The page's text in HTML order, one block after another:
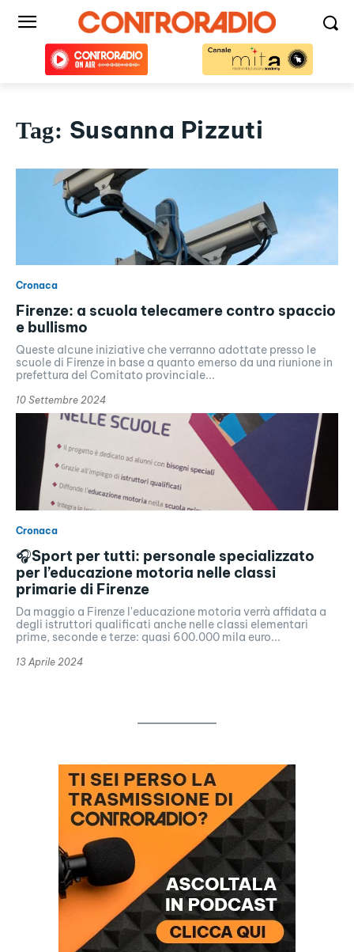
Tag: Susanna Pizzuti
Cronaca
Firenze: a scuola telecamere contro spaccio
e bullismo
Queste alcune iniziative che verranno adottate presso le
scuole di Firenze in base a quanto emerso da una riunione in
prefettura del Comitato provinciale...
10 Settembre 2024
Cronaca
🎧Sport per tutti: personale specializzato
per l’educazione motoria nelle classi
primarie di Firenze
Da maggio a Firenze l'educazione motoria verrà affidata a
degli istruttori qualificati anche nelle classi elementari
prime, seconde e terze: quasi 600.000 mila euro...
13 Aprile 2024